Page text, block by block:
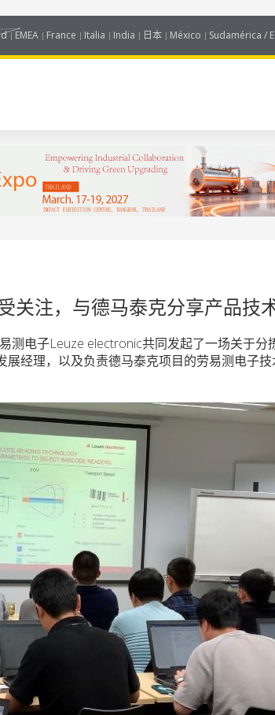
EMEA France Italia India 日本 México Sudamérica /
关注，与德马泰克分享产品技
测电子Leuze electronic共同发起了一场关于分
经理，以及负责德马泰克项目的劳易测电子